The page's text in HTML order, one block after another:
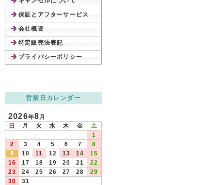
保証とアフターサービス
会社概要
特定販売法表記
プライバシーポリシー
営業日カレンダー
2026年8月
日
月 火 水 木 金
土
1
2
3 4 5 6 7
8
9
10 11 12 13 14
15
16
17 18 19 20 21
22
23
24 25 26 27 28
29
30
31